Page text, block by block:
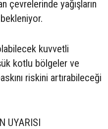
çevrelerinde yağışların
kuvvetli
kotlu bölgeler ve
riskini artırabileceği
UYARISI